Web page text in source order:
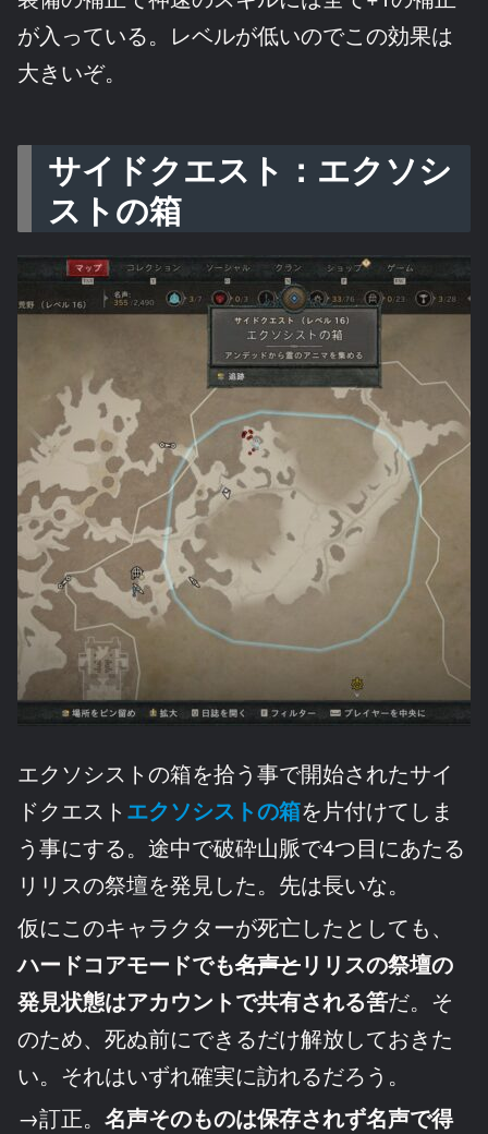
が入っている。レベルが低いのでこの効果は
大きいぞ。
サイドクエスト：エクソシ
ストの箱
エクソシストの箱を拾う事で開始されたサイ
ドクエスト エクソシストの箱を片付けてしま
う事にする。途中で破砕山脈で4つ目にあたる
リリスの祭壇を発見した。先は長いな。
仮にこのキャラクターが死亡したとしても、
ハードコアモードでも名声とリリスの祭壇の
発見状態はアカウントで共有される筈だ。そ
のため、死ぬ前にできるだけ解放しておきた
い。それはいずれ確実に訪れるだろう。
→訂正。 名声そのものは保存されず名声で得